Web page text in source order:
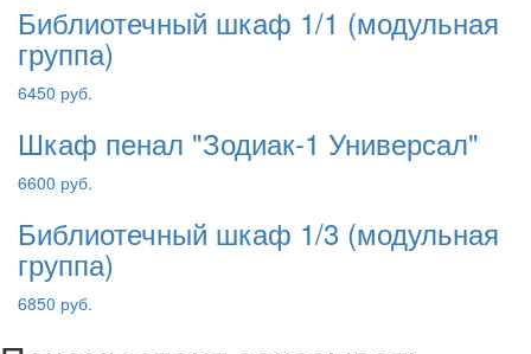
Библиотечный шкаф 1/1 (модульная
группа)
6450 руб.
Шкаф пенал "Зодиак-1 Универсал"
6600 руб.
Библиотечный шкаф 1/3 (модульная
группа)
6850 руб.